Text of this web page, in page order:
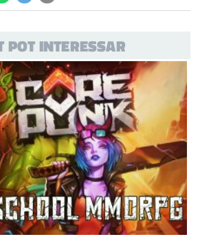
POT INTERESSAR